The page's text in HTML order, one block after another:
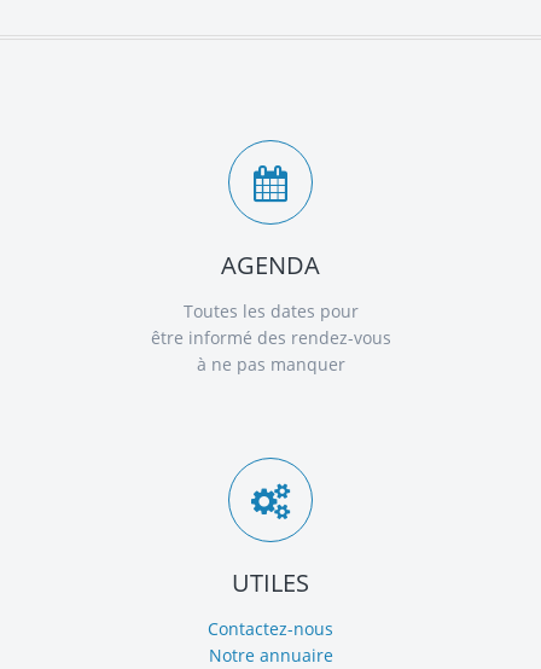
AGENDA
Toutes les dates pour
être informé des rendez-vous
à ne pas manquer
UTILES
Contactez-nous
Notre annuaire